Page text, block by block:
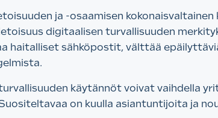
ja -osaamisen kokonaisvaltainen
digitaalisen turvallisuuden
haitalliset sähköpostit, välttää
käytännöt voivat vaihdella
on kuulla asiantuntijoita ja